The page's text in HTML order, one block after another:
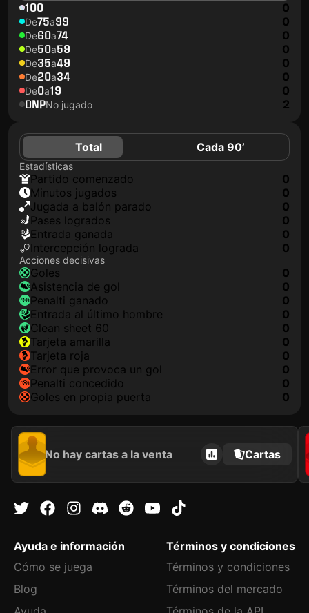
100 0
De75a99 0
De60a74 0
De50a59 0
De35a49 0
De20a34 0
De0a19 0
DNPNo jugado 2
Total Cada 90’
Estadísticas
partido comenzado
0
minutos jugados
0
jugada a balón parado
0
pases logrados
0
Entrada ganada
0
Intercepción lograda
0
Acciones decisivas
goles
0
asistencia de gol
0
Penalti ganado
0
Entrada al último hombre
0
clean sheet 60
0
tarjeta amarilla
0
tarjeta roja
0
Error que provoca un gol
0
Penalti concedido
0
goles en propia puerta
0
No hay cartas a la venta Cartas
Ayuda e información
Cómo se juega
Blog
Términos y condiciones
Términos y condiciones
Términos del mercado